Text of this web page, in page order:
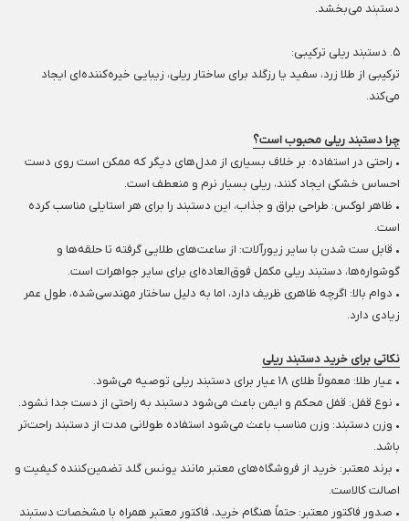
دستبند می‌بخشد.
۵. دستبند ریلی ترکیبی:
ترکیبی از طلا زرد، سفید یا رزگلد برای ساختار ریلی، زیبایی خیره‌کننده‌ای ایجاد
می‌کند.
چرا دستبند ریلی محبوب است؟
• راحتی در استفاده: بر خلاف بسیاری از مدل‌های دیگر که ممکن است روی دست
احساس خشکی ایجاد کنند، ریلی بسیار نرم و منعطف است.
• ظاهر لوکس: طراحی براق و جذاب، این دستبند را برای هر استایلی مناسب کرده
است.
• قابل ست شدن با سایر زیورآلات: از ساعت‌های طلایی گرفته تا حلقه‌ها و
گوشواره‌ها، دستبند ریلی مکمل فوق‌العاده‌ای برای سایر جواهرات است.
• دوام بالا: اگرچه ظاهری ظریف دارد، اما به دلیل ساختار مهندسی‌شده، طول عمر
زیادی دارد.
نکاتی برای خرید دستبند ریلی
• عیار طلا: معمولاً طلای ۱۸ عیار برای دستبند ریلی توصیه می‌شود.
• نوع قفل: قفل محکم و ایمن باعث می‌شود دستبند به راحتی از دست جدا نشود.
• وزن دستبند: وزن مناسب باعث می‌شود استفاده طولانی مدت از دستبند راحت‌تر
باشد.
• برند معتبر: خرید از فروشگاه‌های معتبر مانند یونس گلد تضمین‌کننده کیفیت و
اصالت کالاست.
• صدور فاکتور معتبر: حتماً هنگام خرید، فاکتور معتبر همراه با مشخصات دستبند